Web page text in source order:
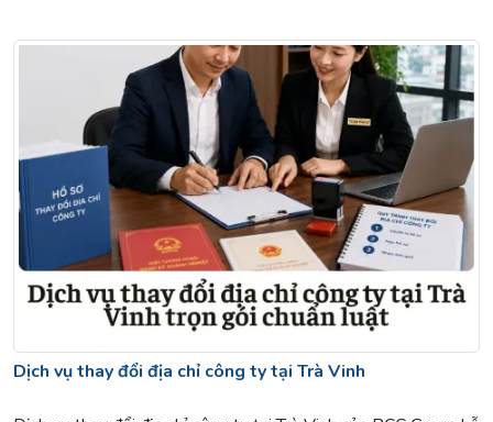
Dịch vụ thay đổi địa chỉ công ty tại Trà Vinh